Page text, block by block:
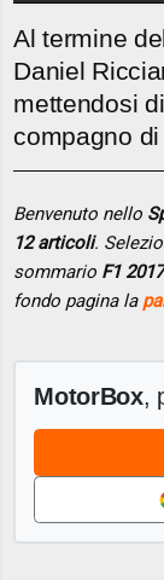
Al termine
Daniel
mettendosi
compagno
Benvenuto nello
12 articoli.
sommario F1
fondo pagina la
MotorBox,